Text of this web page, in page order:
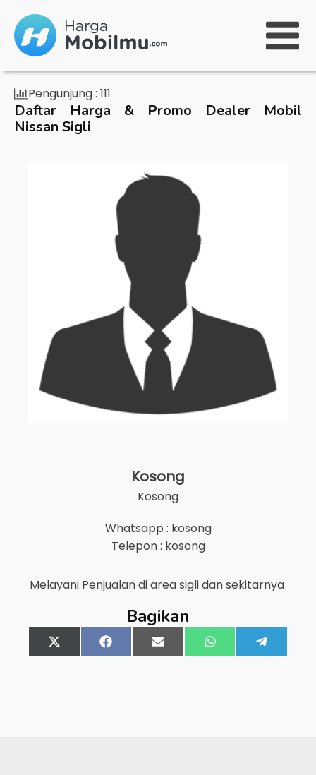
Pengunjung : 111
Daftar Harga & Promo Dealer Mobil
Nissan Sigli
Kosong
Kosong
Whatsapp : kosong
Telepon : kosong
Melayani Penjualan di areasiglidan sekitarnya
Bagikan
Share
on
X
(Twitter)
Share
on
FacebookShare
on
Email Share
on
WhatsApp
on